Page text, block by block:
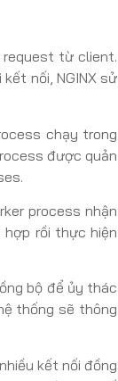
request từ client.
nối, NGINX sử
chạy trong
được quản
process nhận
rồi thực hiện
bộ để ủy thác
thống sẽ thông
kết nối đồng